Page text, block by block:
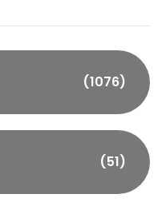
(1076)
(51)